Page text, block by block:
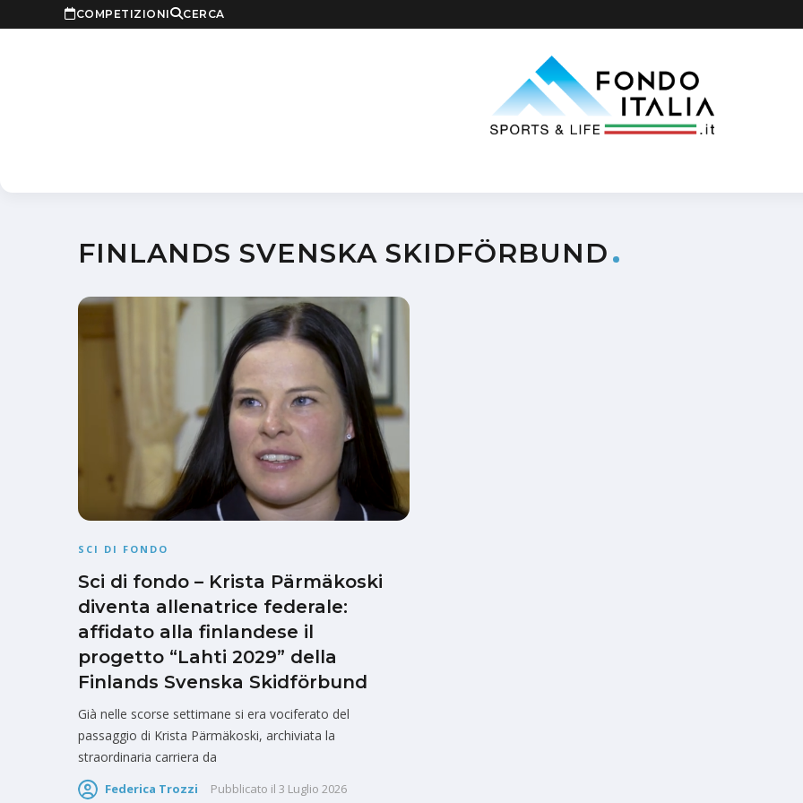
COMPETIZIONI CERCA
FINLANDS SVENSKA SKIDFÖRBUND
SCI DI FONDO
Sci di fondo – Krista Pärmäkoski
diventa allenatrice federale:
affidato alla finlandese il
progetto “Lahti 2029” della
Finlands Svenska Skidförbund
Già nelle scorse settimane si era vociferato del
passaggio di Krista Pärmäkoski, archiviata la
straordinaria carriera da
Federica Trozzi Pubblicato il 3 Luglio 2026